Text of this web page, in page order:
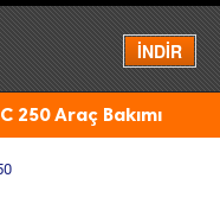
İNDİR
Menü
250 Araç Bakımı